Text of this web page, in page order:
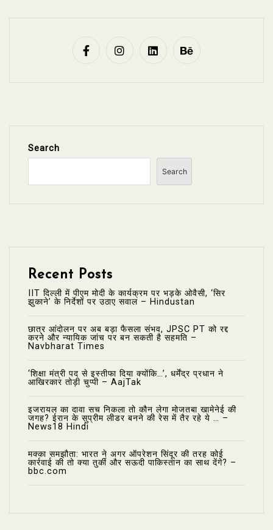
Search
Search
Recent Posts
IIT दिल्ली में पीएम मोदी के कार्यक्रम पर भड़के ओवैसी, ‘सिर
झुकाने’ के निर्देशों पर उठाए सवाल – Hindustan
छात्र आंदोलन पर अब बड़ा फैसला संभव, JPSC PT को रद्द
करने और न्यायिक जांच पर बन सकती है सहमति –
Navbharat Times
‘शिक्षा मंत्री पद से इस्तीफा दिया क्योंकि…’, धर्मेंद्र प्रधान ने
आखिरकार तोड़ी चुप्पी – AajTak
इजरायल का दावा सच निकला तो कौन लेगा मोजतबा खामेनेई की
जगह? ईरान के सुप्रीम लीडर बनने की रेस में तैर रहे ये … –
News18 Hindi
मक्का समझौता: भारत ने अगर ऑपरेशन सिंदूर की तरह कोई
कार्रवाई की तो क्या तुर्की और सऊदी पाकिस्तान का साथ देंगे? –
bbc.com